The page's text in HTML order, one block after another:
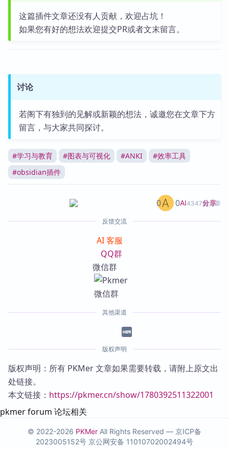
这篇插件文章还没有人贡献，欢迎占坑！
如果您有好的想法欢迎提交PR或者文末留言。
讨论
若阁下有独到的见解或新颖的想法，诚邀您在文章下方
留言，与大家共同探讨。
#学习与教育 #图表与可视化 #ANKI #效率工具
#obsidian插件
AI4347篇文章
0 0 分享
反馈交流
AI 客服
QQ群
微信群
其他渠道
版权声明
版权声明：所有 PKMer 文章如果需要转载，请附上原文出
处链接。
本文链接： https://pkmer.cn/show/1780392511322001
pkmer forum 论坛相关
© 2022-2026 PKMer All Rights Reserved — 京ICP备
2023005152号 京公网安备 11010702002494号